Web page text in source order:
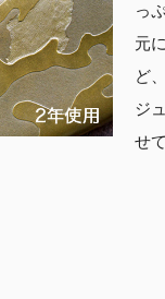
っ
元
ど
ジ
せ